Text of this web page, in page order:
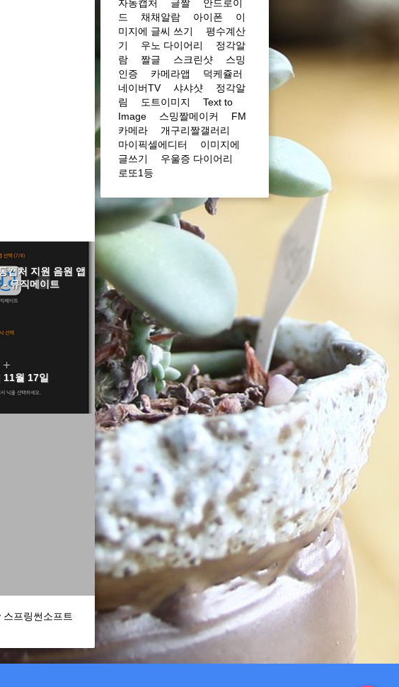
캡처 지원 음원 앱
- 뮤직메이트
11월 17일
스프링썬소프트
자동캡처
글짤
안드로이
드
채채알람 아이폰
이
미지에 글씨 쓰기
평수계산
기
우노 다이어리
정각알
람
짤글 스크린샷
스밍
인증
카메라앱
덕케쥴러
네이버TV
샤샤샷
정각알
림
도트이미지
Text to
Image
스밍짤메이커
FM
카메라
개구리짤갤러리
마이픽셀에디터
이미지에
글쓰기
우울증 다이어리
로또1등